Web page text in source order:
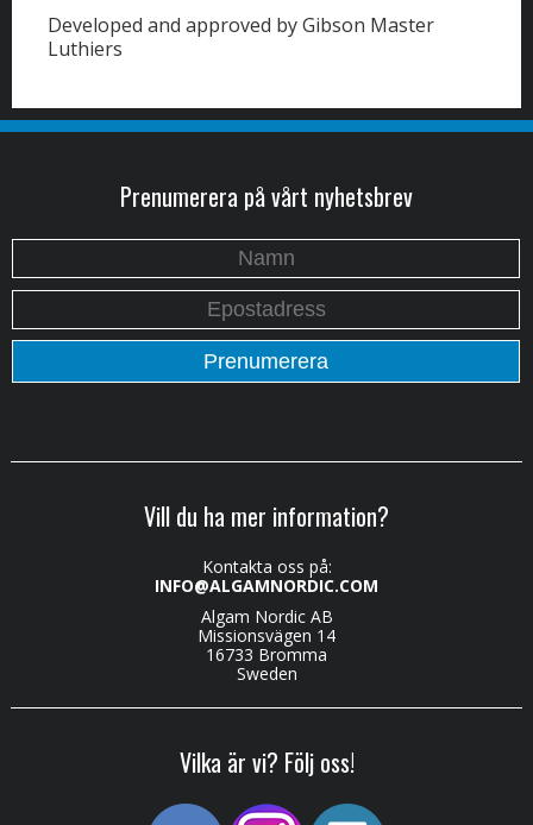
Developed and approved by Gibson Master
Luthiers
Prenumerera på vårt nyhetsbrev
Vill du ha mer information?
Kontakta oss på:
INFO@ALGAMNORDIC.COM
Algam Nordic AB
Missionsvägen 14
16733 Bromma
Sweden
Vilka är vi? Följ oss!